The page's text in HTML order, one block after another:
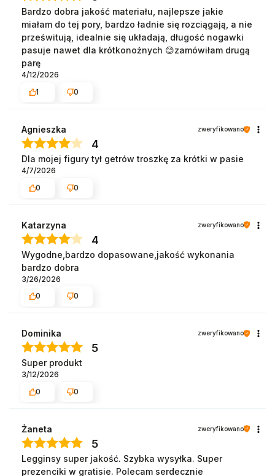
Bardzo dobra jakość materiału, najlepsze jakie
miałam do tej pory, bardzo ładnie się rozciągają, a nie
prześwitują, idealnie się układają, długość nogawki
pasuje nawet dla krótkonożnych 😊zamówiłam drugą
parę
4/12/2026
1
0
Agnieszka zweryfikowano
4
Dla mojej figury tył getrów troszkę za krótki w pasie
4/7/2026
0
0
Katarzyna zweryfikowano
4
Wygodne,bardzo dopasowane,jakość wykonania
bardzo dobra
3/26/2026
0
0
Dominika zweryfikowano
5
Super produkt
3/12/2026
0
0
Żaneta zweryfikowano
5
Legginsy super jakość. Szybka wysyłka. Super
prezenciki w gratisie. Polecam serdecznie